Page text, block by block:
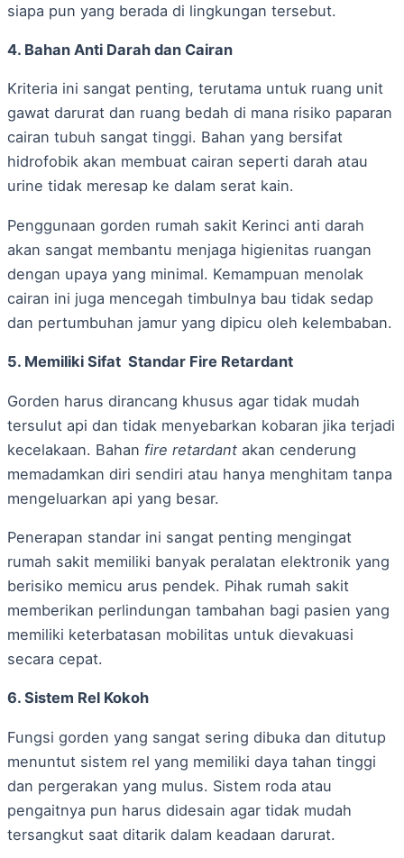
siapa pun yang berada di lingkungan tersebut.
4. Bahan Anti Darah dan Cairan
Kriteria ini sangat penting, terutama untuk ruang unit
gawat darurat dan ruang bedah di mana risiko paparan
cairan tubuh sangat tinggi. Bahan yang bersifat
hidrofobik akan membuat cairan seperti darah atau
urine tidak meresap ke dalam serat kain.
Penggunaan gorden rumah sakit Kerinci anti darah
akan sangat membantu menjaga higienitas ruangan
dengan upaya yang minimal. Kemampuan menolak
cairan ini juga mencegah timbulnya bau tidak sedap
dan pertumbuhan jamur yang dipicu oleh kelembaban.
5. Memiliki Sifat Standar Fire Retardant
Gorden harus dirancang khusus agar tidak mudah
tersulut api dan tidak menyebarkan kobaran jika terjadi
kecelakaan. Bahan fire retardant akan cenderung
memadamkan diri sendiri atau hanya menghitam tanpa
mengeluarkan api yang besar.
Penerapan standar ini sangat penting mengingat
rumah sakit memiliki banyak peralatan elektronik yang
berisiko memicu arus pendek. Pihak rumah sakit
memberikan perlindungan tambahan bagi pasien yang
memiliki keterbatasan mobilitas untuk dievakuasi
secara cepat.
6. Sistem Rel Kokoh
Fungsi gorden yang sangat sering dibuka dan ditutup
menuntut sistem rel yang memiliki daya tahan tinggi
dan pergerakan yang mulus. Sistem roda atau
pengaitnya pun harus didesain agar tidak mudah
tersangkut saat ditarik dalam keadaan darurat.